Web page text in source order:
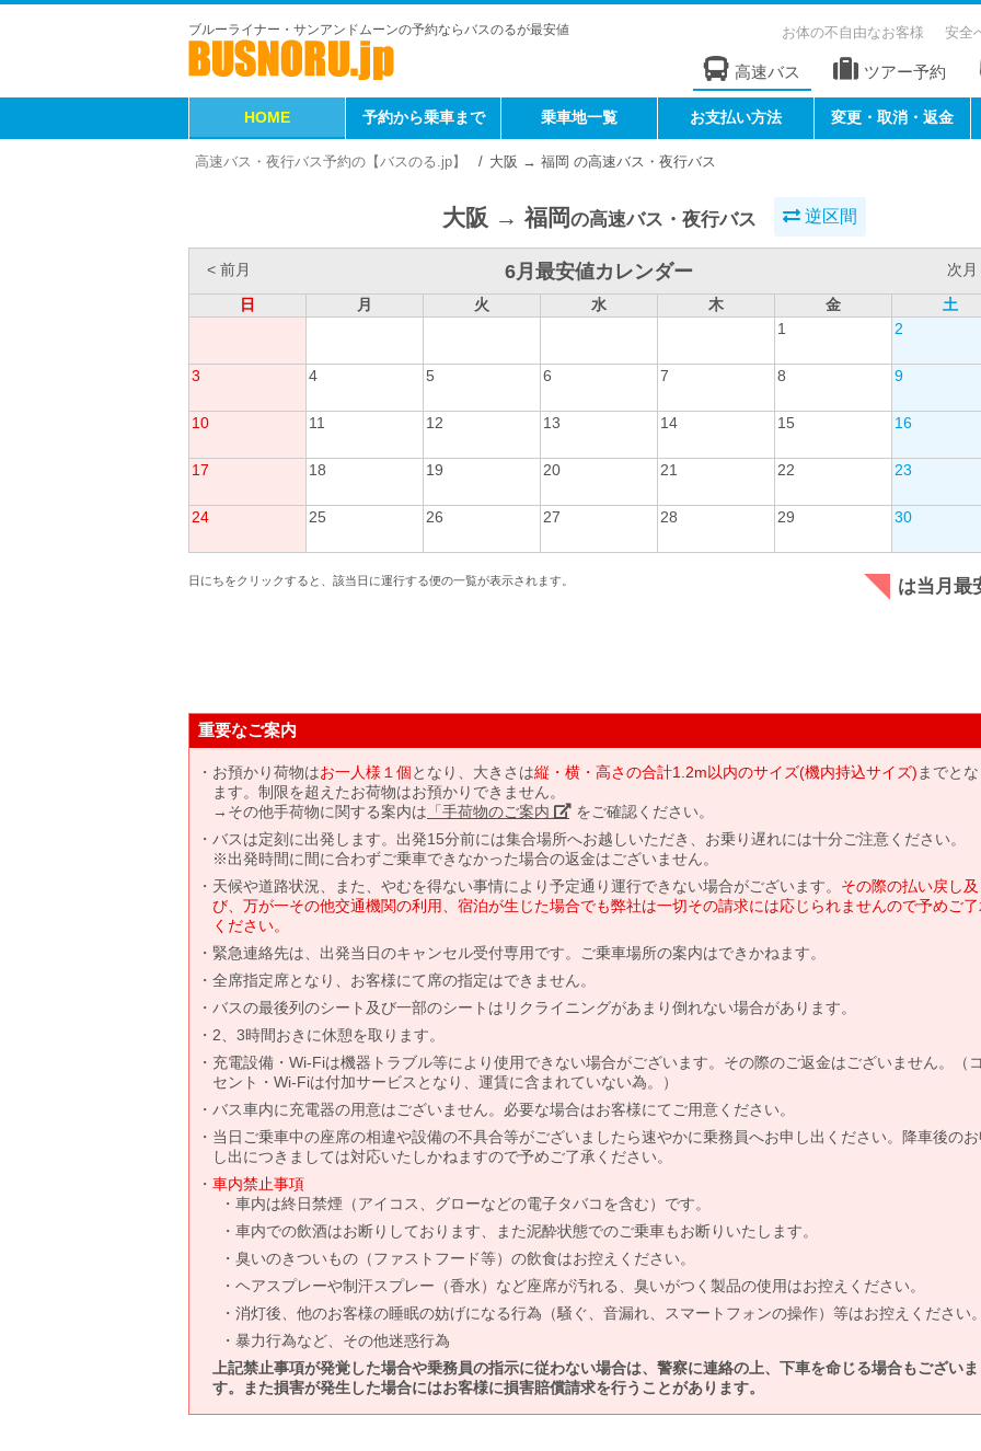
ブルーライナー・サンアンドムーンの予約ならバスのるが最安値 お体の不自由なお客様 安全
高速バス ツアー予約
HOME 予約から乗車まで 乗車地一覧 お支払い方法 変更・取消・返金
高速バス・夜行バス予約の【バスのる.jp】 大阪 → 福岡 の高速バス・夜行バス
大阪 → 福岡の高速バス・夜行バス 逆区間
< 前月 6月最安値カレンダー
次月
日
月 火 水 木 金
土
1
2
3 4 5 6 7 8 9
10 11 12 13 14 15 16
17 18 19 20 21 22 23
24 25 26 27 28 29 30
日にちをクリックすると、該当日に運行する便の一覧が表示されます。 は当月最
重要なご案内
お預かり荷物はお一人様１個となり、大きさは縦・横・高さの合計1.2m以内のサイズ(機内持込サイズ) までと
ます。制限を超えたお荷物はお預かりできません。
→その他手荷物に関する案内は 「手荷物のご案内」 をご確認ください。
バスは定刻に出発します。出発15分前には集合場所へお越しいただき、お乗り遅れには十分ご注意ください。
※出発時間に間に合わずご乗車できなかった場合の返金はございません。
天候や道路状況、また、やむを得ない事情により予定通り運行できない場合がございます。 その際の払い戻し及
び、万が一その他交通機関の利用、宿泊が生じた場合でも弊社は一切その請求には応じられませんので予めご
ください。
緊急連絡先は、出発当日のキャンセル受付専用です。ご乗車場所の案内はできかねます。
全席指定席となり、お客様にて席の指定はできません。
バスの最後列のシート及び一部のシートはリクライニングがあまり倒れない場合があります。
2、3時間おきに休憩を取ります。
充電設備・Wi-Fiは機器トラブル等により使用できない場合がございます。その際のご返金はございません。（
セント・Wi-Fiは付加サービスとなり、運賃に含まれていない為。）
バス車内に充電器の用意はございません。必要な場合はお客様にてご用意ください。
当日ご乗車中の座席の相違や設備の不具合等がございましたら速やかに乗務員へお申し出ください。降車後の
し出につきましては対応いたしかねますので予めご了承ください。
車内禁止事項
車内は終日禁煙（アイコス、グローなどの電子タバコを含む）です。
車内での飲酒はお断りしております、また泥酔状態でのご乗車もお断りいたします。
臭いのきついもの（ファストフード等）の飲食はお控えください。
ヘアスプレーや制汗スプレー（香水）など座席が汚れる、臭いがつく製品の使用はお控えください。
消灯後、他のお客様の睡眠の妨げになる行為（騒ぐ、音漏れ、スマートフォンの操作）等はお控えください
暴力行為など、その他迷惑行為
上記禁止事項が発覚した場合や乗務員の指示に従わない場合は、警察に連絡の上、下車を命じる場合もございま
す。また損害が発生した場合にはお客様に損害賠償請求を行うことがあります。